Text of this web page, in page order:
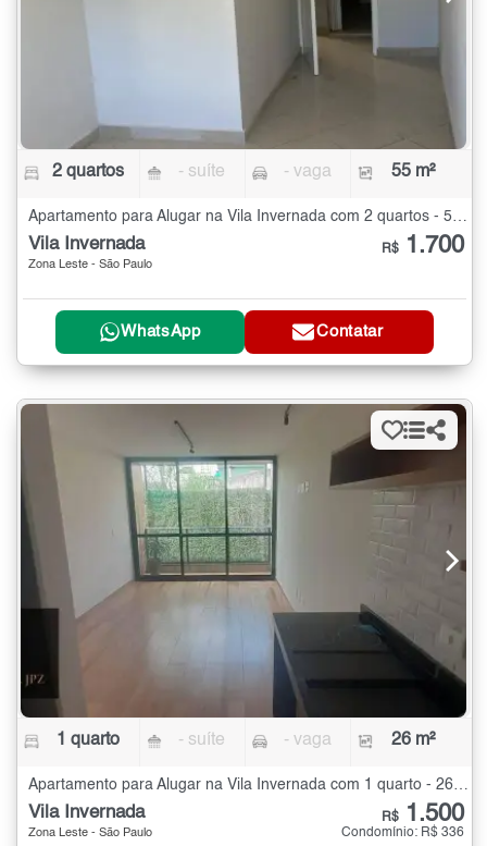
2 quartos - suíte - vaga 55 m²
Vila Invernada
Zona Leste - São Paulo
R$ 1.700
WhatsApp Contatar
1 quarto - suíte - vaga 26 m²
Apartamento para Alugar na Vila Invernada com 1 quarto - 26 m²
Vila Invernada
Zona Leste - São Paulo
R$ 1.500
Condomínio: R$ 336